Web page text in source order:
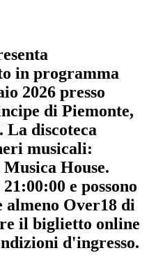
in programma
2026 presso
di Piemonte,
La discoteca
musicali:
Musica House.
e possono
almeno Over18 di
il biglietto online
d'ingresso.